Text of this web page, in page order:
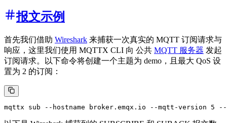
报文示例
首先我们借助 Wireshark 来捕获一次真实的 MQTT 订阅请求与
响应，这里我们使用 MQTTX CLI 向 公共 MQTT 服务器 发起
订阅请求。以下命令将创建一个主题为 demo，且最大 QoS 设
置为 2 的订阅：